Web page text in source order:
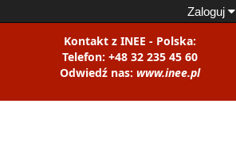
Zaloguj
Kontakt z INEE - Polska:
Telefon: +48 32 235 45 60
Odwiedź nas: www.inee.pl